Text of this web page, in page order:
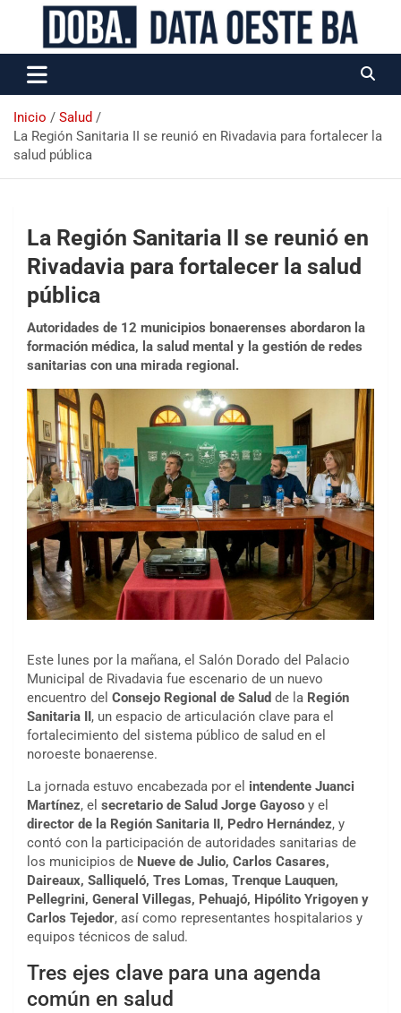
Data Oeste BA
Inicio
Salud
La Región Sanitaria II se reunió en Rivadavia para fortalecer la
salud pública
La Región Sanitaria II se reunió en
Rivadavia para fortalecer la salud
pública
Autoridades de 12 municipios bonaerenses abordaron la
formación médica, la salud mental y la gestión de redes
sanitarias con una mirada regional.
Este lunes por la mañana, el Salón Dorado del Palacio
Municipal de Rivadavia fue escenario de un nuevo
encuentro del Consejo Regional de Salud de la Región
Sanitaria II, un espacio de articulación clave para el
fortalecimiento del sistema público de salud en el
noroeste bonaerense.
La jornada estuvo encabezada por el intendente Juanci
Martínez, el secretario de Salud Jorge Gayoso y el
director de la Región Sanitaria II, Pedro Hernández, y
contó con la participación de autoridades sanitarias de
los municipios de Nueve de Julio, Carlos Casares,
Daireaux, Salliqueló, Tres Lomas, Trenque Lauquen,
Pellegrini, General Villegas, Pehuajó, Hipólito Yrigoyen y
Carlos Tejedor, así como representantes hospitalarios y
equipos técnicos de salud.
Tres ejes clave para una agenda
común en salud